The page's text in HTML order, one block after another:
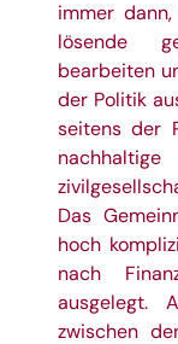
immer
lösende
bearbeiten
der Politik
seitens der
Das
hoch
nach
ausgelegt.
zwischen